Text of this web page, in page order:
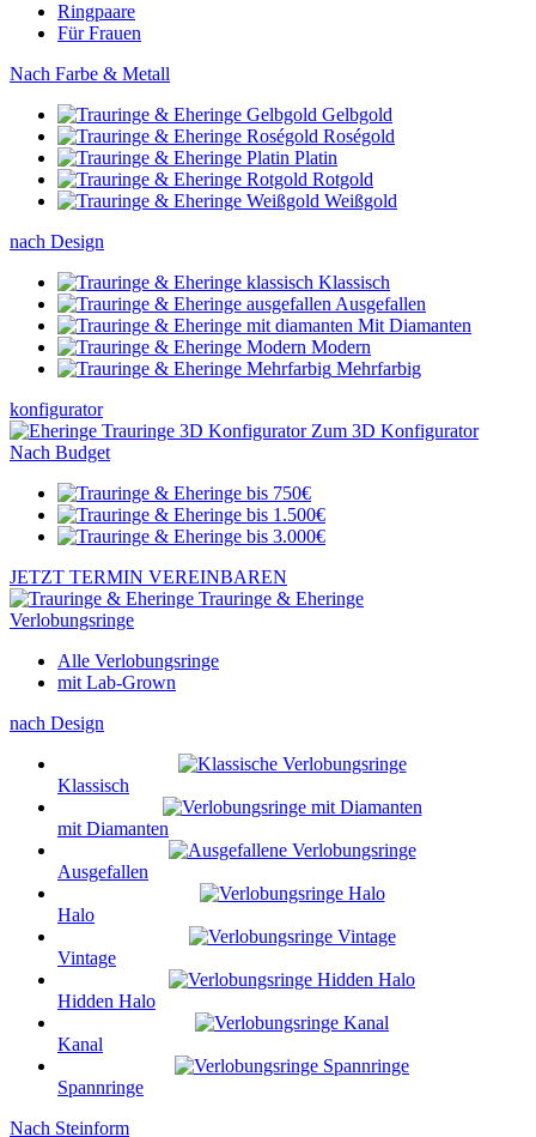
Ringpaare
Für Frauen
Nach Farbe & Metall
Gelbgold
Roségold
Platin
Rotgold
Weißgold
nach Design
Klassisch
Ausgefallen
Mit Diamanten
Modern
Mehrfarbig
konfigurator
Zum 3D Konfigurator
Nach Budget
JETZT TERMIN VEREINBAREN
Trauringe & Eheringe
Verlobungsringe
Alle Verlobungsringe
mit Lab-Grown
nach Design
Klassisch
mit Diamanten
Ausgefallen
Halo
Vintage
Hidden Halo
Kanal
Spannringe
Nach Steinform